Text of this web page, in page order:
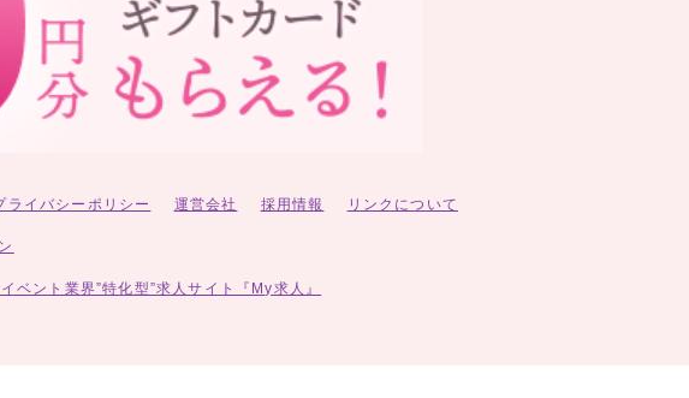
ライバシーポリシー 運営会社 採用情報 リンクについて
ベント業界”特化型”求人サイト『My求人』